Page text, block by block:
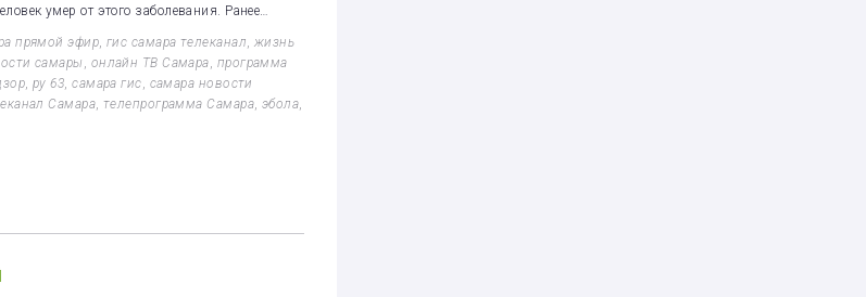
умер от этого заболевания. Ранее…
прямой эфир, гис самара телеканал, жизнь
самары , онлайн ТВ Самара, программа
, ру 63,самара гис, самара новости
Самара, телепрограмма Самара, эбола,